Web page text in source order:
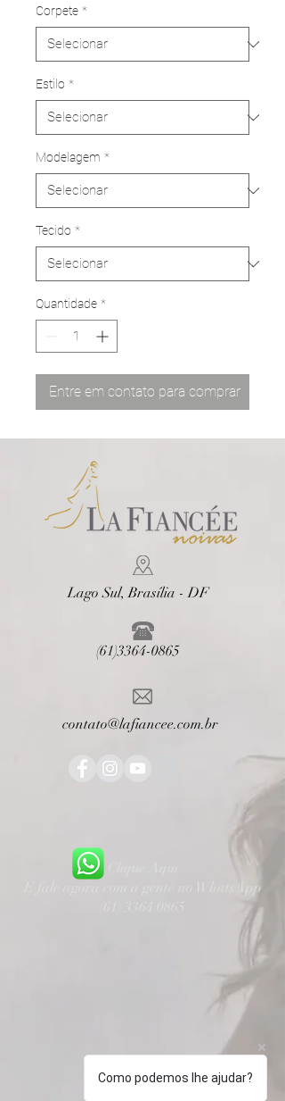
Corpete *
Estilo *
Modelagem *
Tecido *
Quantidade *
Entre em contato para comprar
Lago Sul, Brasília - DF
(61)3364-0865
contato@lafiancee.com.br
E fale agora com a gente no WhatsApp
Como podemos lhe ajudar?